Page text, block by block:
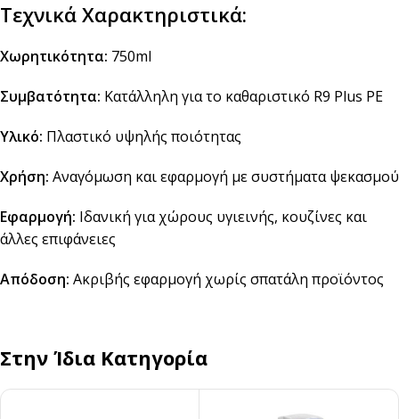
Τεχνικά Χαρακτηριστικά:
Χωρητικότητα: 750ml
Συμβατότητα: Κατάλληλη για το καθαριστικό R9 Plus PE
Υλικό: Πλαστικό υψηλής ποιότητας
Χρήση: Αναγόμωση και εφαρμογή με συστήματα ψεκασμού
Εφαρμογή: Ιδανική για χώρους υγιεινής, κουζίνες και
άλλες επιφάνειες
Απόδοση: Ακριβής εφαρμογή χωρίς σπατάλη προϊόντος
Στην Ίδια Κατηγορία